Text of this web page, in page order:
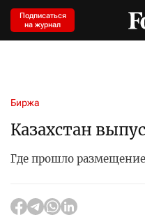
Подписаться
на журнал
Биржа
Казахстан
Где прошло размещение